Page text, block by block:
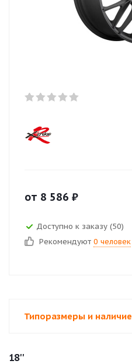
от 8 586 ₽
Доступно к заказу (50)
Рекомендуют 0 человек
Типоразмеры и наличие
18''